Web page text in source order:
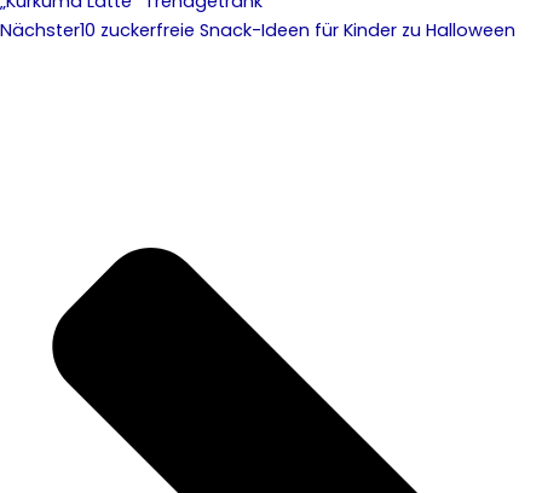
Nächster10 zuckerfreie Snack-Ideen für Kinder zu Halloween